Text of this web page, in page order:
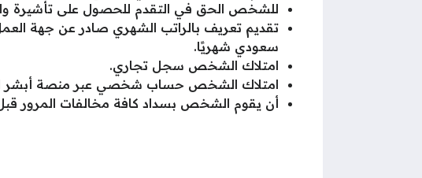
للشخص الحق في التقدم للحصول على تأشيرة
سعودي شهريًا.
امتلاك الشخص سجل تجاري.
امتلاك الشخص حساب شخصي عبر منصة أبشر
أن يقوم الشخص بسداد كافة مخالفات المرور